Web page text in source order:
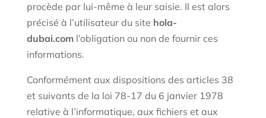
procède par lui-même à leur saisie. Il est alors
précisé à l’utilisateur du site hola-
dubai.coml’obligation ou non de fournir ces
informations.
Conformément aux dispositions des articles 38
et suivants de la loi 78-17 du 6 janvier 1978
relative à l’informatique, aux fichiers et aux